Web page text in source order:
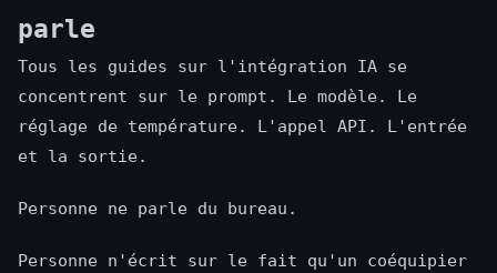
parle
Tous les guides sur l'intégration IA se
concentrent sur le prompt. Le modèle. Le
réglage de température. L'appel API. L'entrée
et la sortie.
Personne ne parle du bureau.
Personne n'écrit sur le fait qu'un coéquipier